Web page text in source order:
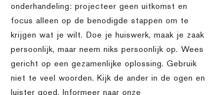
onderhandeling: projecteer geen uitkomst en
focus alleen op de benodigde stappen om te
krijgen wat je wilt. Doe je huiswerk, maak je zaak
persoonlijk, maar neem niks persoonlijk op. Wees
gericht op een gezamenlijke oplossing. Gebruik
niet te veel woorden. Kijk de ander in de ogen en
luister goed. Informeer naar onze